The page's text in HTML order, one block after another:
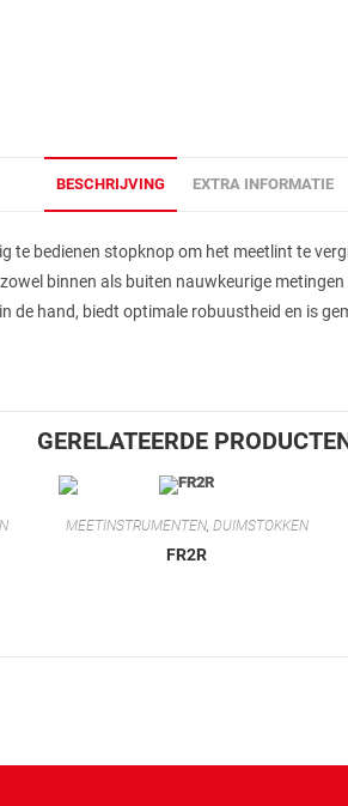
BESCHRIJVING EXTRA INFORMATIE
te bedienen stopknop om het meetlint te
binnen als buiten nauwkeurige
hand, biedt optimale robuustheid en is
GERELATEERDE
MEETINSTRUMENTEN, DUIMSTOKKEN
FR2R